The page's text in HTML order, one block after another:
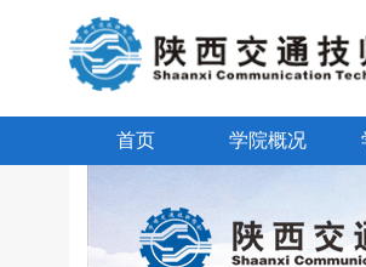
首页 学院概况